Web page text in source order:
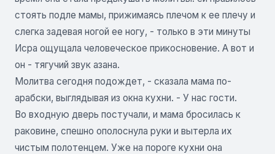
стоять подле мамы, прижимаясь плечом к ее плечу и
слегка задевая ногой ее ногу, - только в эти минуты
Исра ощущала человеческое прикосновение. А вот и
он - тягучий звук азана.
Молитва сегодня подождет, - сказала мама по-
арабски, выглядывая из окна кухни. - У нас гости.
Во входную дверь постучали, и мама бросилась к
раковине, спешно ополоснула руки и вытерла их
чистым полотенцем. Уже на пороге кухни она